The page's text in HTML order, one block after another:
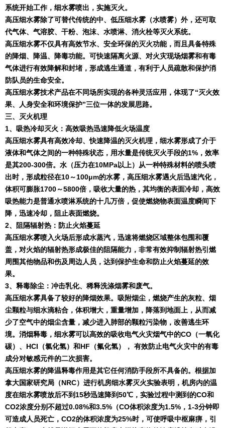
系统开始工作，细水雾喷出，实施灭火。
高压细水雾除了可替代传统的中、低压细水雾（水喷雾）外，还可取
代气体、气溶胶、干粉、泡沫、水喷淋、消火栓等灭火系统。
高压细水雾不仅具有高效节水、安全环保的灭火功能，而且具备特殊
的降烟、降温、降毒功能。可快速隔离火源、对火灾现场烟雾和有毒
气体进行有效降解和封堵，形成逃生通道，有利于人员疏散和保护消
防队员的生命安全。
高压细水雾技术产品在不同场所实现的各种灵活应用，体现了“灭火效
果、人身安全和环境保护”三位一体的发展思路。
三、灭火机理
1、吸热冷却灭火：高效吸热迅速降低火场温度
高压细水雾具有高效冷却、快速降温的灭火机理，细水雾形成了介于
液体和气体之间的一种特殊状态，用水量是传统灭火手段的1% ，效率
是其200-300倍。水（压力在10MPa以上）从一种特殊材料的喷头喷
出时，形成粒径在10～100μm的水雾，高压细水雾遇火后迅速汽化，
体积可膨胀1700～5800倍，吸收大量的热，其均衡的表面冷却，高效
吸热能力是普通水喷淋系统的十几万倍，促使燃烧物表面温度瞬间下
降，迅速冷却，阻止表面燃烧。
2、阻隔辐射热：防止火焰蔓延
高压细水雾喷入火场后形成水蒸汽，迅速将燃烧区域整体包围和覆
盖，对火焰的辐射热形成极佳的阻隔能力，非常有效抑制辐射热引燃
周围其他物品和伤及周边人员，达到保护生命和防止火焰蔓延的效
果。
3、释毒除尘：冲击乳化、稀释洗涤烟雾和废气。
高压细水雾具备了较好的降烟效果。吸附烟尘，燃烧产生的灰粒、烟
尘颗粒与细水滴粘合，体积增大，重量增加，降落到地面上，从而减
少了空气中的烟尘含量，减少进入肺部的颗粒污染物，改善逃生环
境。消烟释毒，细水雾可以高效的吸收电气火灾烟气中的CO （一氧化
碳）、 HCI （氯化氢）和HF （氟化氢）， 有效防止电气火灾中的有毒
成分对敏感元件的二次损害。
高压细水雾的降温释毒作用是其它任何消防手段所不具备的。根据加
拿大国家研究局（NRC）进行机房细水雾灭火实验表明，机房内的温
度在细水雾喷放后不到 15秒迅速降到50℃，实验过程中测到的CO和
CO2浓度分别不超过0.08%和3.5% （CO体积浓度为1.5% ， 1-3分钟即
可造成人员死亡， CO2的体积浓度为25%时，可使呼吸中枢麻痹，引